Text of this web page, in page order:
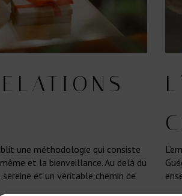
une méthodologie qui consiste
et la bienveillance. Au delà du
et un véritable chemin de